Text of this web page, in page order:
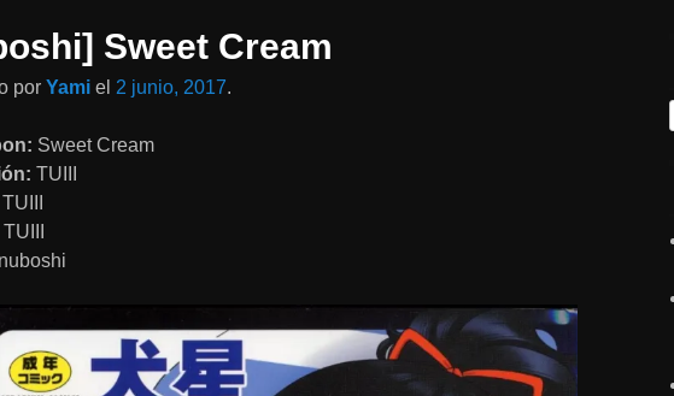
Sweet Cream
por Yamiel 2 junio, 2017.
Sweet Cream
TUIII
TUIII
TUIII